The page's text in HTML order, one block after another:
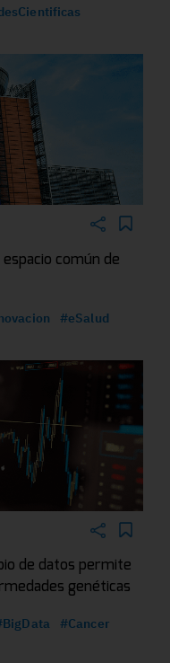
espacio común de
#eSalud
de datos permite
genéticas
#Cancer